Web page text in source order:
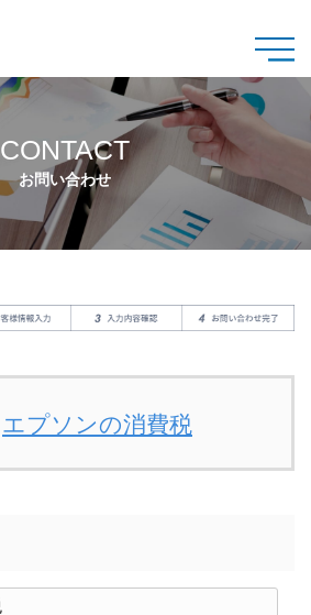
CONTACT
お問い合わせ
エプソンの消費税